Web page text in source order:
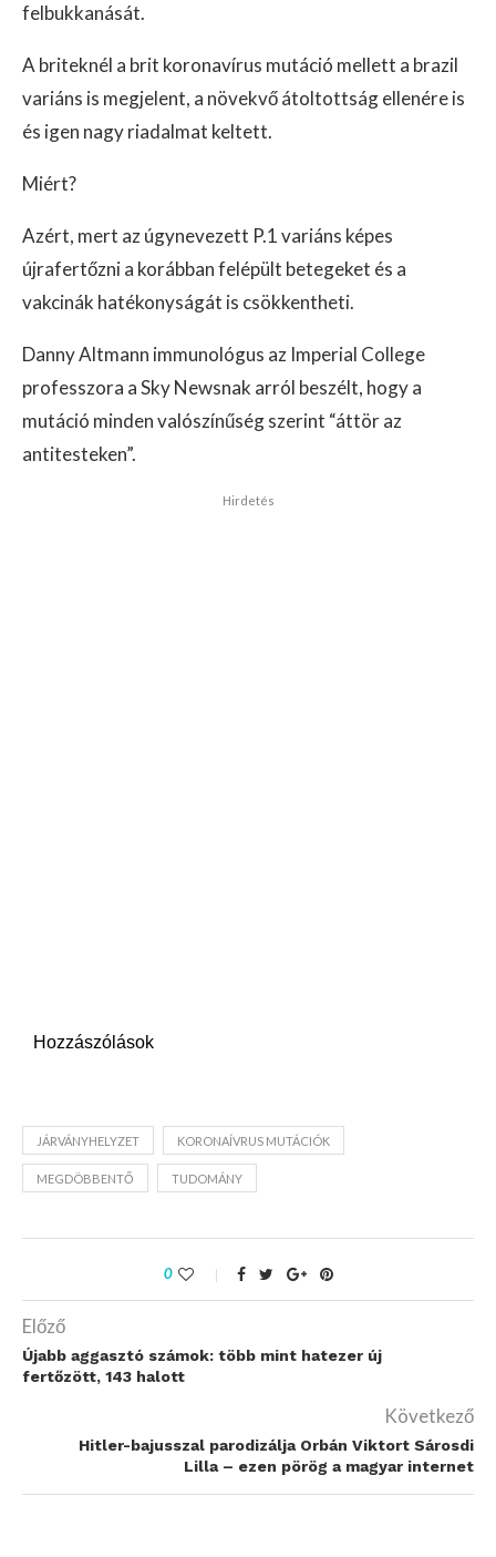
felbukkanását.
A briteknél a brit koronavírus mutáció mellett a brazil
variáns is megjelent, a növekvő átoltottság ellenére is
és igen nagy riadalmat keltett.
Miért?
Azért, mert az úgynevezett P.1 variáns képes
újrafertőzni a korábban felépült betegeket és a
vakcinák hatékonyságát is csökkentheti.
Danny Altmann immunológus az Imperial College
professzora a Sky Newsnak arról beszélt, hogy a
mutáció minden valószínűség szerint “áttör az
antitesteken”.
Hirdetés
Hozzászólások
JÁRVÁNYHELYZET KORONAÍVRUS MUTÁCIÓK
MEGDÖBBENTŐ TUDOMÁNY
0
Előző
Újabb aggasztó számok: több mint hatezer új
fertőzött, 143 halott
Következő
​Hitler-bajusszal parodizálja Orbán Viktort Sárosdi
Lilla – ezen pörög a magyar internet